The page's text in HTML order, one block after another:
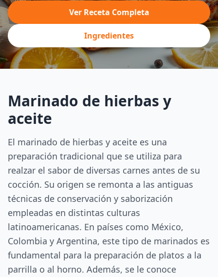
Ver Receta Completa
Ingredientes
Marinado de hierbas y
aceite
El marinado de hierbas y aceite es una
preparación tradicional que se utiliza para
realzar el sabor de diversas carnes antes de su
cocción. Su origen se remonta a las antiguas
técnicas de conservación y saborización
empleadas en distintas culturas
latinoamericanas. En países como México,
Colombia y Argentina, este tipo de marinados es
fundamental para la preparación de platos a la
parrilla o al horno. Además, se le conoce